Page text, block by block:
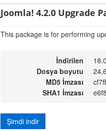
Joomla! 4.2.0 Upgrade
This package is for performing
İndirilen
Dosya boyutu
MD5 İmzası
SHA1 İmzası
Şimdi indir